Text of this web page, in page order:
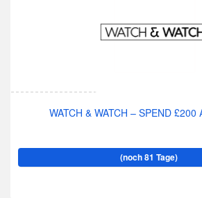
WATCH & WATCH – SPEND £200
(noch 81 Tage)